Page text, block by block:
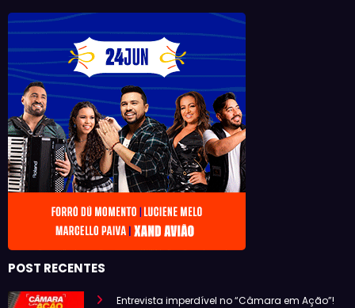
POST RECENTES
Entrevista imperdível no “Câmara em Ação”!